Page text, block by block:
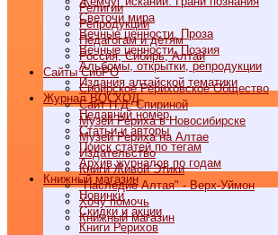
Религии
Репродукции
Педагогам и детям
Россия, Сибирь, Алтай
Cайты СибРО
Сибирское Рериховское Общество
Сайт Н.Д. Спириной
Музей Рериха в Новосибирске
Музей Рериха на Алтае
Издательство
Книги Живой Этики
"Наследие Алтая" - Верх-Уймон
Хочу помочь
Книжный магазин
Светочи мира
Вечные ценности. Проза
Вечные ценности. Поэзия
Альбомы, открытки, репродукции
Издания алтайской тематики
Журнал ВОСХОД
Недавний номер
Статьи и авторы
Поиск статей по тегам
Архив журналов по годам
Книжный магазин
Новинки
Скидки и акции
Книги Рерихов